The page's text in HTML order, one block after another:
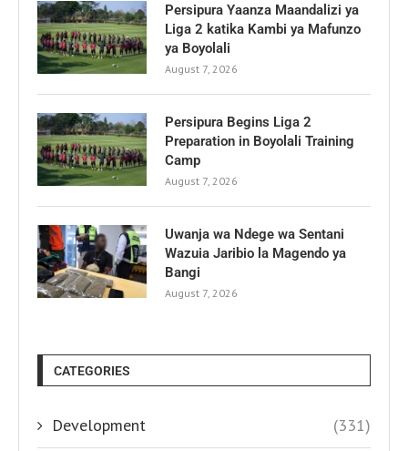
Persipura Yaanza Maandalizi ya
Liga 2 katika Kambi ya Mafunzo
ya Boyolali
August 7, 2026
Persipura Begins Liga 2
Preparation in Boyolali Training
Camp
August 7, 2026
Uwanja wa Ndege wa Sentani
Wazuia Jaribio la Magendo ya
Bangi
August 7, 2026
CATEGORIES
Development (331)